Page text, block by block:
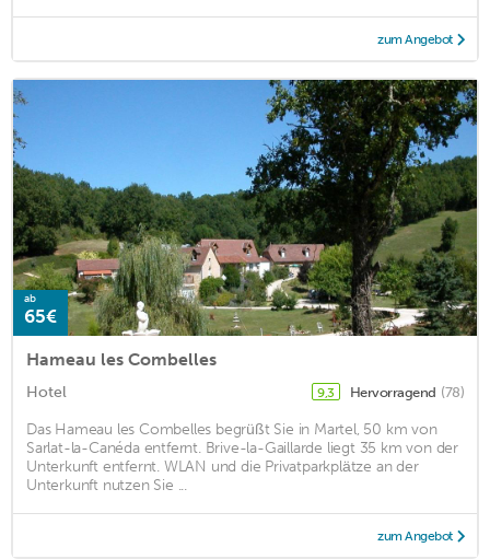
zum Angebot
ab
65€
Hameau les Combelles
Hotel 9,3 Hervorragend (78)
Das Hameau les Combelles begrüßt Sie in Martel, 50 km von
Sarlat-la-Canéda entfernt. Brive-la-Gaillarde liegt 35 km von der
Unterkunft entfernt. WLAN und die Privatparkplätze an der
Unterkunft nutzen Sie ...
zum Angebot